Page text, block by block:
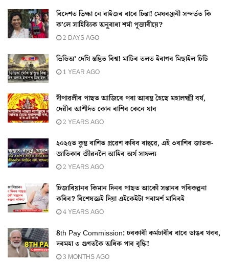
বিদেশত ভিক্ষা নে ৰাইজৰ বাবে চিন্তা! মেঘৰঞ্জনী সন্দৰ্ভত কি
ক’লে সাহিত্যিক অনুৰাধা শৰ্মা পূজাৰীয়ে?
2 DAYS AGO
ভিডিঅ’ দেখি স্তম্ভিত বিশ্ব! মাটিৰ তলত ইৰাণৰ মিছাইল চিটি
1 YEAR AGO
দীপাৱলীৰ পাছত আজিৰে পৰা আৰম্ভ হৈছে মহালক্ষ্মী বৰ্ষ,
দেৱীৰ আশীৰ্দত কোন ৰাশিৰ কেনে যাব
2 YEARS AGO
২০২৫ত কুম্ভ ৰাশিত প্ৰৱেশ কৰিব ৰাহুৱে, এই ৩ৰাশিৰ জাতক-
জাতিকাৰ জীৱনলৈ আহিব অৰ্থ সাফল্য
2 YEARS AGO
চিজাৰিয়ানৰ কিমান দিনৰ পাছত আকৌ সন্তানৰ পৰিকল্পনা
কৰিব? বিশেষজ্ঞই দিয়া এইকেইটা পৰামৰ্শ মানিবই
4 YEARS AGO
8th Pay Commission: চৰকাৰী কৰ্মচাৰীৰ বাবে ডাঙৰ খবৰ,
দৰমহা ৩ গুণতকৈ অধিক পাব বৃদ্ধি!
3 MONTHS AGO